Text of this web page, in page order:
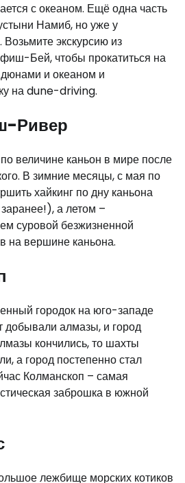
с океаном. Ещё одна часть
Намиб, но уже у
экскурсию из
Бей, чтобы прокатиться на
и океаном и
на dune-driving.
Ривер
величине каньон в мире после
В зимние месяцы, с мая по
хайкинг по дну каньона
а летом –
суровой безжизненной
на вершине каньона.
городок на юго-западе
добывали алмазы, и город
кончились, то шахты
а город постепенно стал
Колманскоп – самая
заброшка в южной
лежбище морских котиков